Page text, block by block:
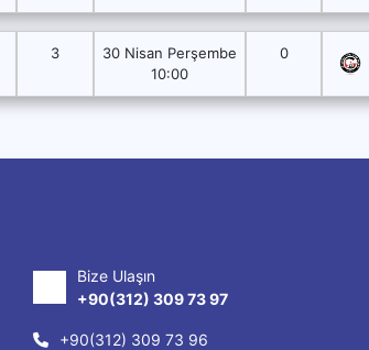
3
30 Nisan Perşembe
10:00
0
Bize Ulaşın
+90(312) 309 73 97
+90(312) 309 73 96